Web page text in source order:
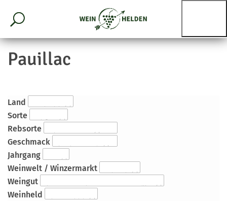
Pauillac
Land
Sorte
Rebsorte
Geschmack
Jahrgang
Weinwelt / Winzermarkt
Weingut
Weinheld